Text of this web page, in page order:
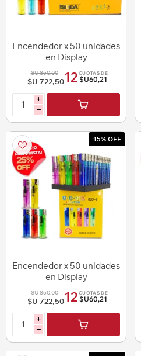
Encendedor x 50 unidades
en Display
$U 850,00
$U 722,5012 CUOTAS DE
$U60,21
i
h
15% OFF
Encendedor x 50 unidades
en Display
$U 850,00
$U 722,5012 CUOTAS DE
$U60,21
i
h